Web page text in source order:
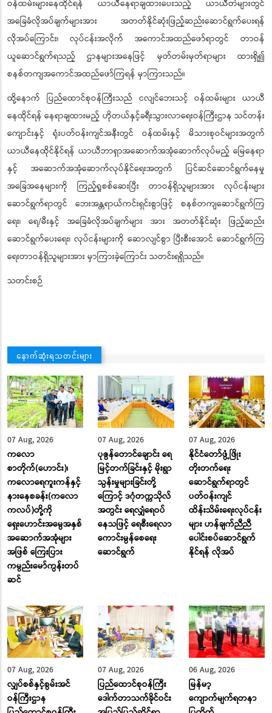
ဝန်ထမ်းများနေထိုင်ရန် ယာယီနေရာချထားပေးသည့် ယာယီတဲများတွင်
အခြေခံလိုအပ်ချက်များအား အတတ်နိုင်ဆုံးဖြည့်ဆည်းဆောင်ရွက်ပေးရန်
လိုအပ်ကြောင်း၊ လုပ်ငန်းအလိုက် အကောင်အထည်ဖော်ရာတွင် တာဝန်
ယူဆောင်ရွက်ရသည့် ဌာနများအနေဖြင့် မှတ်တမ်းမှတ်ရာများ ထားရှိ၍
စနစ်တကျအကောင်အထည်ဖော်ကြရန် မှာကြားသည်။
ထို့နောက် ပြည်ထောင်စုဝန်ကြီးသည် ငလျင်ဘေးသင့် ဝန်ထမ်းများ ယာယီ
နေထိုင်ရန် နေရာချထားမည့် ဟိုတယ်နှင့်ခရီးသွားလာရေးဝန်ကြီးဌာန သင်တန်း
ကျောင်းနှင့် ရုံးပတ်ဝန်းကျင်အနီးတွင် ဝန်ထမ်းနှင့် မိသားစုဝင်များအတွက်
ယာယီနေထိုင်နိုင်ရန် ယာယီဘာရှာအဆောက်အအုံဆောက်လုပ်မည့် မြေနေရာ
နှင့် အဆောက်အအုံဆောက်လုပ်နိုင်ရေးအတွက် ပြင်ဆင်ဆောင်ရွက်နေမှု
အခြေအနေများကို ကြည့်ရှုစစ်ဆေးပြီး တာဝန်ရှိသူများအား လုပ်ငန်းများ
ဆောင်ရွက်ရာတွင် ဘေးအန္တရာယ်ကင်းရှင်းစွာဖြင့် စနစ်တကျဆောင်ရွက်ကြ
ရေး၊ ရေ/မီးနှင့် အခြေခံလိုအပ်ချက်များ အား အတတ်နိုင်ဆုံး ဖြည့်ဆည်း
ဆောင်ရွက်ပေးရေး၊ လုပ်ငန်းများကို ဆောလျင်စွာ ပြီးစီးအောင် ဆောင်ရွက်ကြ
ရေးတာဝန်ရှိသူများအား မှာကြားခဲ့ကြောင်း သတင်းရရှိသည်။
သတင်းစဉ်
နောက်ဆုံးရသတင်းများ
07 Aug, 2026
ကလော
စာတိုက်(ဟောင်း)၊
ကလောရေကူးကန်နှင့်
နားနေစခန်း(ကလော
ကလပ်)တို့ကို
ရှေးဟောင်းအမွေအနှစ်
အဆောက်အအုံများ
အဖြစ် ကြေးပြား
ကမ္ပည်းမော်ကွန်းတပ်
ဆင်
07 Aug, 2026
ပုဇွန်တောင်ချောင်း ရေ
မြင့်တက်ခြင်းနှင့် မိုးရွာ
သွန်းမှုများခြင်းတို့
ကြောင့် ဒဂုံတက္ကသိုလ်
အတွင်း ရေလျှံရေဝပ်
နေသဖြင့် ရေစီးရေလာ
ကောင်းမွန်စေရေး
ဆောင်ရွက်
07 Aug, 2026
နိုင်ငံတော်ဖွံ့ဖြိုး
တိုးတက်ရေး
ဆောင်ရွက်ရာတွင်
ပတ်ဝန်းကျင်
ထိန်းသိမ်းရေးလုပ်ငန်း
များ ဟန်ချက်ညီညီ
ပေါင်းစပ်ဆောင်ရွက်
နိုင်ရန် လိုအပ်
07 Aug, 2026
လျှပ်စစ်နှင့်စွမ်းအင်
ဝန်ကြီးဌာန
07 Aug, 2026
ပြည်ထောင်စုဝန်ကြီး
ဒေါက်တာသက်ခိုင်ဝင်း
06 Aug, 2026
မြန်မာ့
ကျောက်မျက်ရတနာ